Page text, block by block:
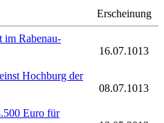
Erscheinung
im Rabenau-
16.07.1013
Hochburg der
08.07.1013
Euro für